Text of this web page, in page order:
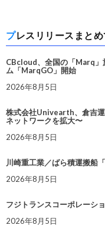
プレスリリースまと
CBcloud、全国の「Marq」
ム「MarqGO」開始
2026年8月5日
株式会社Univearth、倉吉
ネットワークを拡大〜
2026年8月5日
川崎重工業／ばら積運搬船
2026年8月5日
フジトランスコーポレーシ
2026年8月5日